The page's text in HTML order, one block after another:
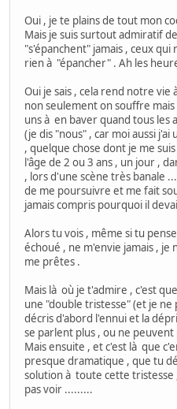
Oui , je te plains de tout mon
Mais je suis surtout admiratif
"s'épanchent" jamais , ceux
rien à "épancher" . Ah les
Oui je sais , cela rend notre
non seulement on souffre
uns à en baver quand tous les
(je dis "nous" , car moi aussi
, quelque chose dont je me
l'âge de 2 ou 3 ans , un jour ,
, lors d'une scène très banale
de me poursuivre et me fait
jamais compris pourquoi il
Alors tu vois , même si tu
échoué , ne m'envie jamais ,
me prêtes .
Mais là où je t'admire , c'est
une "double tristesse" (et je ne
décris d'abord l'ennui et la
se parlent plus , ou ne peuvent
Mais ensuite , et c'est là que
presque dramatique , que tu
solution à toute cette
pas voir .........